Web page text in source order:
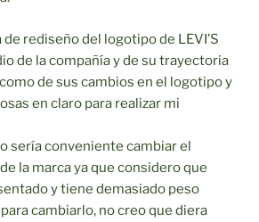
rediseño del logotipo de LEVI’S
de la compañía y de su trayectoria
de sus cambios en el logotipo y
en claro para realizar mi
sería conveniente cambiar el
la marca ya que considero que
y tiene demasiado peso
cambiarlo, no creo que diera